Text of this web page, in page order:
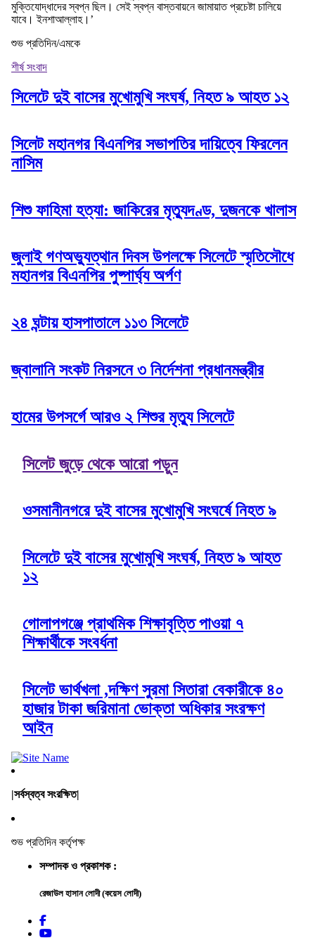
মুক্তিযোদ্ধাদের স্বপ্ন ছিল। সেই স্বপ্ন বাস্তবায়নে জামায়াত প্রচেষ্টা চালিয়ে
যাবে। ইনশাআল্লাহ।’
শুভ প্রতিদিন/এমকে
শীর্ষ সংবাদ
সিলেটে দুই বাসের মুখোমুখি সংঘর্ষ, নিহত ৯ আহত ১২
সিলেট মহানগর বিএনপির সভাপতির দায়িত্বে ফিরলেন
নাসিম
শিশু ফাহিমা হত্যা: জাকিরের মৃত্যুদণ্ড, দুজনকে খালাস
জুলাই গণঅভ্যুত্থান দিবস উপলক্ষে সিলেটে স্মৃতিসৌধে
মহানগর বিএনপির পুষ্পার্ঘ্য অর্পণ
২৪ ঘন্টায় হাসপাতালে ১১৩ সিলেটে
জ্বালানি সংকট নিরসনে ৩ নির্দেশনা প্রধানমন্ত্রীর
হামের উপসর্গে আরও ২ শিশুর মৃত্যু সিলেটে
সিলেট জুড়ে থেকে আরো পড়ুন
ওসমানীনগরে দুই বাসের মুখোমুখি সংঘর্ষে নিহত ৯
সিলেটে দুই বাসের মুখোমুখি সংঘর্ষ, নিহত ৯ আহত
১২
গোলাপগঞ্জে প্রাথমিক শিক্ষাবৃত্তি পাওয়া ৭
শিক্ষার্থীকে সংবর্ধনা
সিলেট ভার্থখলা ,দক্ষিণ সুরমা সিতারা বেকারীকে ৪০
হাজার টাকা জরিমানা ভোক্তা অধিকার সংরক্ষণ
আইন
|সর্বস্বত্ব সংরক্ষিত|
শুভ প্রতিদিন কর্তৃপক্ষ
সম্পাদক ও প্রকাশক :
রেজাউল হাসান লোদী (কয়েস লোদী)